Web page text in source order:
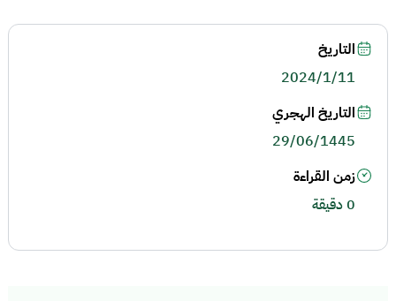
التاريخ
2024/1/11
التاريخ الهجري
29/06/1445
زمن القراءة
0 دقيقة